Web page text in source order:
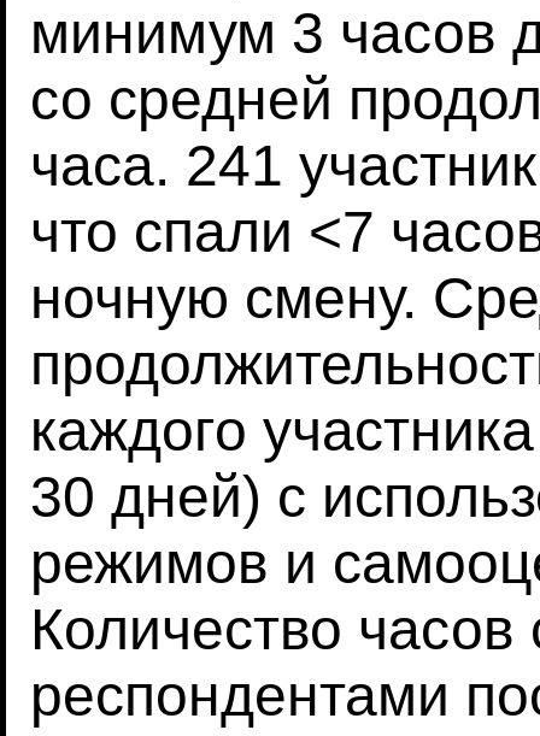
минимум 3 часов
со средней
часа. 241
что спали <7
ночную смену.
каждого
30 дней) с
режимов и
Количество
респондентами